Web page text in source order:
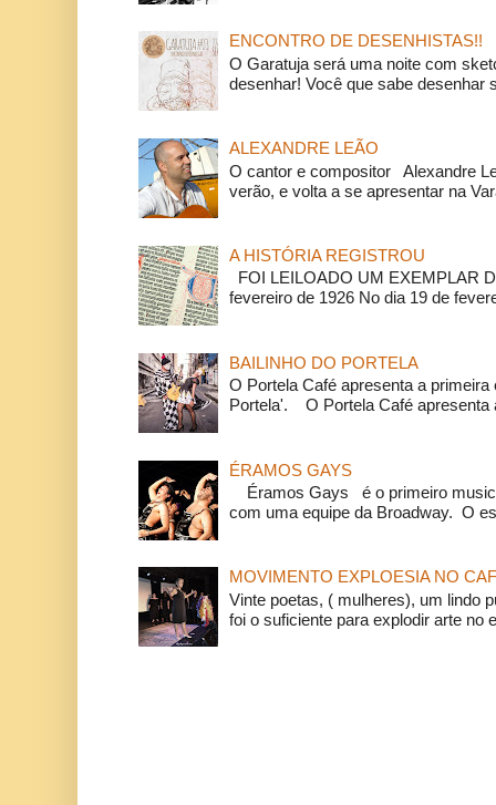
ENCONTRO DE DESENHISTAS!!
O Garatuja será uma noite com
desenhar! Você que sabe desenhar
ALEXANDRE LEÃO
O cantor e compositor Alexandre
verão, e volta a se apresentar na
A HISTÓRIA REGISTROU
FOI LEILOADO UM EXEMPLAR
fevereiro de 1926 No dia 19 de
BAILINHO DO PORTELA
O Portela Café apresenta a
Portela'. O Portela Café apresenta
ÉRAMOS GAYS
Éramos Gays é o primeiro
com uma equipe da Broadway. O
MOVIMENTO EXPLOESIA NO
Vinte poetas, ( mulheres), um lindo
foi o suficiente para explodir arte no